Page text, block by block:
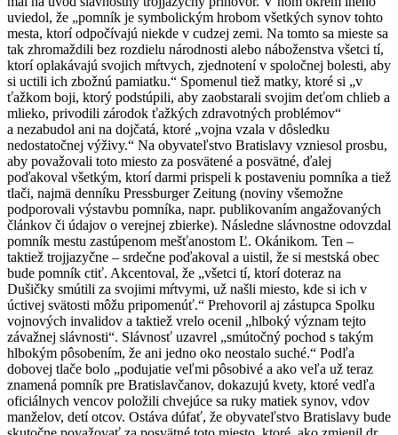
uviedol, že „pomník je symbolickým hrobom všetkých synov tohto
mesta, ktorí odpočívajú niekde v cudzej zemi. Na tomto sa mieste sa
tak zhromaždili bez rozdielu národnosti alebo náboženstva všetci tí,
ktorí oplakávajú svojich mŕtvych, zjednotení v spoločnej bolesti, aby
si uctili ich zbožnú pamiatku.“ Spomenul tiež matky, ktoré si „v
ťažkom boji, ktorý podstúpili, aby zaobstarali svojim deťom chlieb a
mlieko, privodili zárodok ťažkých zdravotných problémov“
a nezabudol ani na dojčatá, ktoré „vojna vzala v dôsledku
nedostatočnej výživy.“ Na obyvateľstvo Bratislavy vzniesol prosbu,
aby považovali toto miesto za posvätené a posvätné, ďalej
poďakoval všetkým, ktorí darmi prispeli k postaveniu pomníka a tiež
tlači, najmä denníku Pressburger Zeitung (noviny všemožne
podporovali výstavbu pomníka, napr. publikovaním angažovaných
článkov či údajov o verejnej zbierke). Následne slávnostne odovzdal
pomník mestu zastúpenom mešťanostom Ľ. Okánikom. Ten –
taktiež trojjazyčne – srdečne poďakoval a uistil, že si mestská obec
bude pomník ctiť. Akcentoval, že „všetci tí, ktorí doteraz na
Dušičky smútili za svojimi mŕtvymi, už našli miesto, kde si ich v
úctivej svätosti môžu pripomenúť.“ Prehovoril aj zástupca Spolku
vojnových invalidov a taktiež vrelo ocenil „hlboký význam tejto
závažnej slávnosti“. Slávnosť uzavrel „smútočný pochod s takým
hlbokým pôsobením, že ani jedno oko neostalo suché.“ Podľa
dobovej tlače bolo „podujatie veľmi pôsobivé a ako veľa už teraz
znamená pomník pre Bratislavčanov, dokazujú kvety, ktoré vedľa
oficiálnych vencov položili chvejúce sa ruky matiek synov, vdov
manželov, detí otcov. Ostáva dúfať, že obyvateľstvo Bratislavy bude